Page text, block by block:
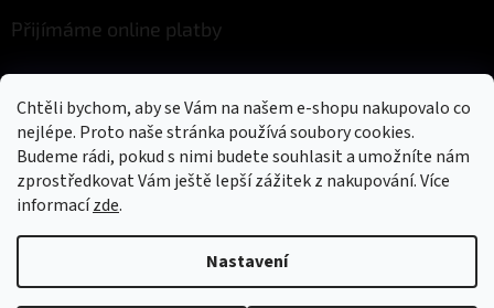
Chtěli bychom, aby se Vám na našem e-shopu nakupovalo co
nejlépe. Proto naše stránka používá soubory cookies.
Budeme rádi, pokud s nimi budete souhlasit a umožníte nám
zprostředkovat Vám ještě lepší zážitek z nakupování.Více
informacízde.
Nastavení
Přijímáme online platby
Vytvořil Shoptet
. Všechna práva vyhrazena.
cookies